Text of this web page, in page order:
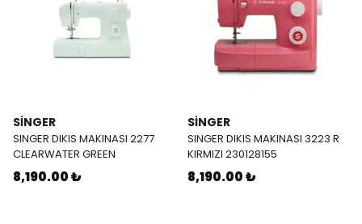
SINGER
SINGER DIKIS MAKINASI 2277
CLEARWATER GREEN
8,190.00 ₺
SINGER
SINGER DIKIS MAKINASI 3223 R
KIRMIZI 230128155
8,190.00 ₺